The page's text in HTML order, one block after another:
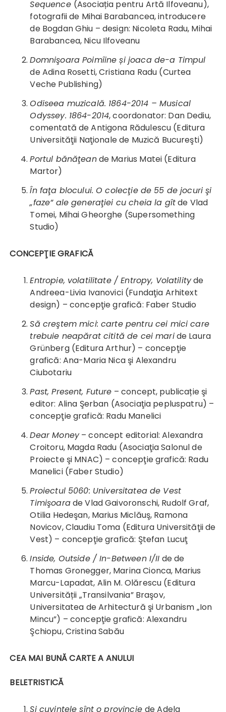
Sequence (Asociația pentru Artă Ilfoveanu),
fotografii de Mihai Barabancea, introducere
de Bogdan Ghiu – design: Nicoleta Radu, Mihai
Barabancea, Nicu Ilfoveanu
Domnişoara Poimîine și joaca de-a Timpul
de Adina Rosetti, Cristiana Radu (Curtea
Veche Publishing)
Odiseea muzicală. 1864-2014 – Musical
Odyssey. 1864-2014, coordonator: Dan Dediu,
comentată de Antigona Rădulescu (Editura
Universităţii Naţionale de Muzică Bucureşti)
Portul bănăţeande Marius Matei (Editura
Martor)
În faţa blocului. O colecţie de 55 de jocuri şi
„faze” ale generaţiei cu cheia la gîtde Vlad
Tomei, Mihai Gheorghe (Supersomething
Studio)
CONCEPŢIE GRAFICĂ
Entropie, volatilitate / Entropy, Volatilityde
Andreea-Livia Ivanovici (Fundaţia Arhitext
design) – concepţie grafică: Faber Studio
Să creştem mici: carte pentru cei mici care
trebuie neapărat citită de cei maride Laura
Grünberg (Editura Arthur) – concepţie
grafică: Ana-Maria Nica şi Alexandru
Ciubotariu
Past, Present, Future – concept, publicație şi
editor: Alina Şerban (Asociaţia pepluspatru) –
concepţie grafică: Radu Manelici
Dear Money– concept editorial: Alexandra
Croitoru, Magda Radu (Asociaţia Salonul de
Proiecte şi MNAC) – concepţie grafică: Radu
Manelici (Faber Studio)
Proiectul 5060: Universitatea de Vest
Timişoarade Vlad Gaivoronschi, Rudolf Graf,
Otilia Hedeşan, Marius Miclăuş, Ramona
Novicov, Claudiu Toma (Editura Universităţii de
Vest) – concepţie grafică: Ştefan Lucuţ
Inside, Outside / In-Between I/II de de
Thomas Gronegger, Marina Cionca, Marius
Marcu-Lapadat, Alin M. Olărescu (Editura
Universității „Transilvania” Braşov,
Universitatea de Arhitectură şi Urbanism „Ion
Mincu”) – concepţie grafică: Alexandru
Şchiopu, Cristina Sabău
CEA MAI BUNĂ CARTE A ANULUI
BELETRISTICĂ
Și cuvintele sînt o provincie de Adela